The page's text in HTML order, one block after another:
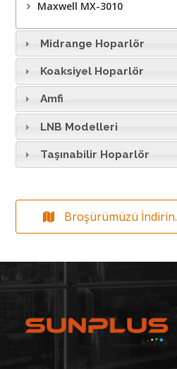
Maxwell MX-3010
Midrange Hoparlör
Koaksiyel Hoparlör
Amfi
LNB Modelleri
Taşınabilir Hoparlör
Broşürümüzü İndirin.